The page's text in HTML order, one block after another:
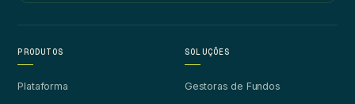
PRODUTOS
Plataforma
SOLUÇÕES
Gestoras de Fundos